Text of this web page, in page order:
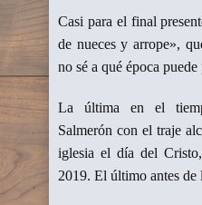
Casi para el final
de nueces y arrope»,
no sé a qué época puede
La última en el
Salmerón con el traje
iglesia el día del
2019. El último antes de